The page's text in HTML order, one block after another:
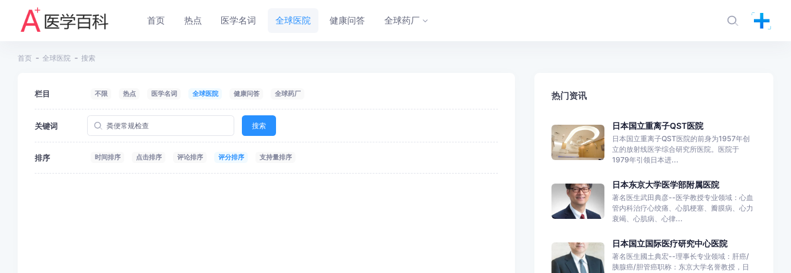
首页 热点 医学名词 全球医院 健康问答 全球药厂
首页 全球医院 搜索
栏目 不限 热点 医学名词 全球医院 健康问答 全球药厂
关键词 搜索
排序 时间排序 点击排序 评论排序 评分排序 支持量排序
热门资讯
日本国立重离子QST医院
日本国立重离子QST医院的前身为1957年创
立的放射线医学综合研究所医院。医院于
1979年引领日本进...
日本东京大学医学部附属医院
著名医生武田典彦--医学教授专业领域：心血
管内科治疗心绞痛、心肌梗塞、瓣膜病、心力
衰竭、心肌病、心律...
日本国立国际医疗研究中心医院
著名医生國土典宏--理事长专业领域：肝癌/
胰腺癌/胆管癌职称：东京大学名誉教授，日